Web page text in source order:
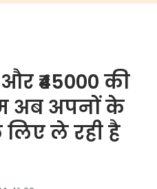
₹45000 की
अब अपनों के
ले रही है